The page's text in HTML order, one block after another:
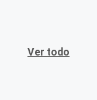
Ver todo